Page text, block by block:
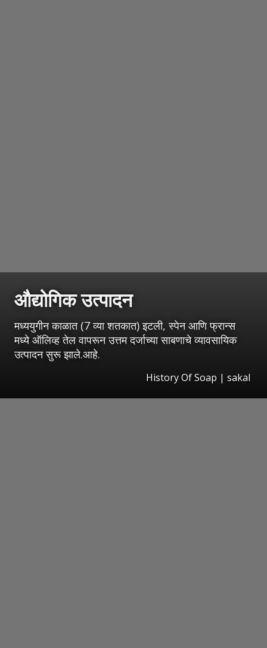
औद्योगिक उत्पादन
मध्ययुगीन काळात (7 व्या शतकात) इटली, स्पेन आणि फ्रान्स
मध्ये ऑलिव्ह तेल वापरून उत्तम दर्जाच्या साबणाचे व्यावसायिक
उत्पादन सुरू झाले.आहे.
History Of Soap | sakal